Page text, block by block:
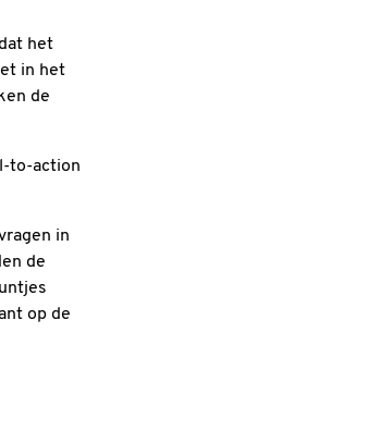
het
in het
de
to-action
in
de
op de